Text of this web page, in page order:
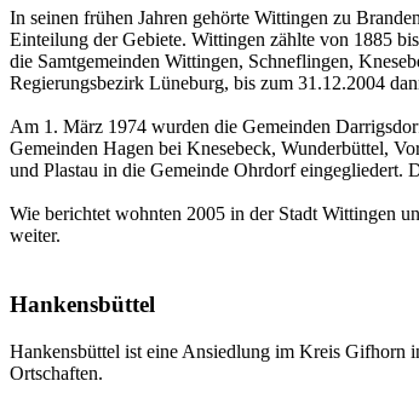
In seinen frühen Jahren gehörte Wittingen zu
Einteilung der Gebiete. Wittingen zählte von 1885
die Samtgemeinden Wittingen, Schneflingen,
Regierungsbezirk Lüneburg, bis zum 31.12.2004
Am 1. März 1974 wurden die Gemeinden
Gemeinden Hagen bei Knesebeck, Wunderbüttel,
und Plastau in die Gemeinde Ohrdorf eingegliedert.
Wie berichtet wohnten 2005 in der Stadt Wittingen
weiter.
Hankensbüttel
Hankensbüttel ist eine Ansiedlung im Kreis Gifhorn
Ortschaften.